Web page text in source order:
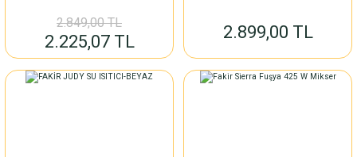
2.849,00 TL
2.225,07 TL 2.899,00 TL